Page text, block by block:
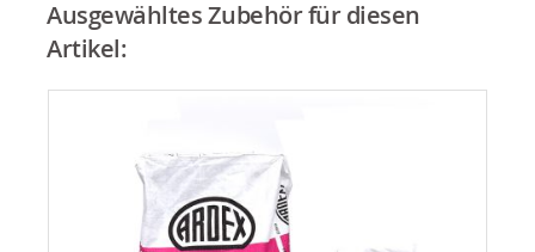
Ausgewähltes Zubehör für diesen
Artikel: